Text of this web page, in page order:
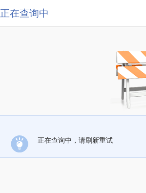
正在查询中
正在查询中，请刷新重试